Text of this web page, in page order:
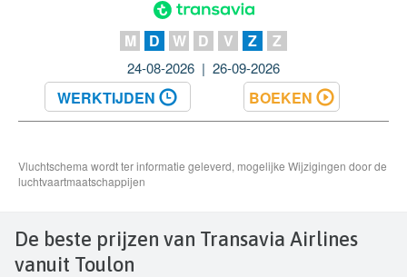
De beste prijzen van Transavia Airlines
vanuit Toulon